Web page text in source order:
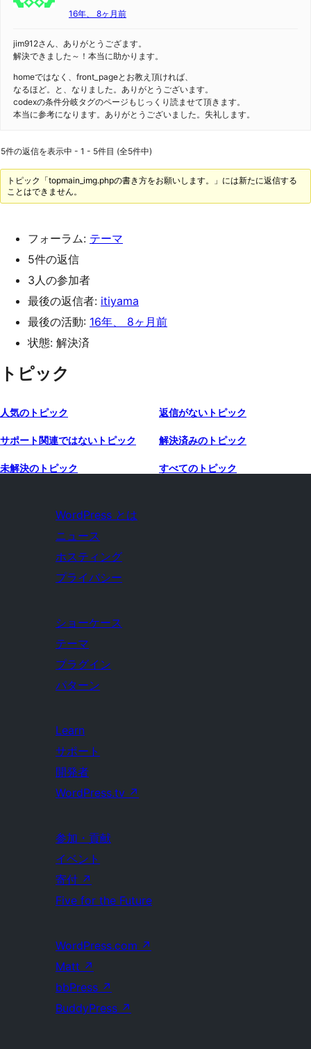
16年、 8ヶ月前
jim912さん、ありがとうござます。
解決できました～！本当に助かります。
homeではなく、front_pageとお教え頂ければ、
なるほど。と、なりました。ありがとうございます。
codexの条件分岐タグのページもじっくり読ませて頂きます。
本当に参考になります。ありがとうございました。失礼します。
5件の返信を表示中 - 1 - 5件目 (全5件中)
トピック「topmain_img.phpの書き方をお願いします。」には新たに返信する
ことはできません。
フォーラム: テーマ
5件の返信
3人の参加者
最後の返信者: itiyama
最後の活動: 16年、 8ヶ月前
状態: 解決済
トピック
人気のトピック 返信がないトピック
サポート関連ではないトピック 解決済みのトピック
未解決のトピック すべてのトピック
WordPress とは
ニュース
ホスティング
プライバシー
ショーケース
テーマ
プラグイン
パターン
Learn
サポート
開発者
WordPress.tv ↗
参加・貢献
イベント
寄付 ↗
Five for the Future
WordPress.com ↗
Matt ↗
bbPress ↗
BuddyPress ↗